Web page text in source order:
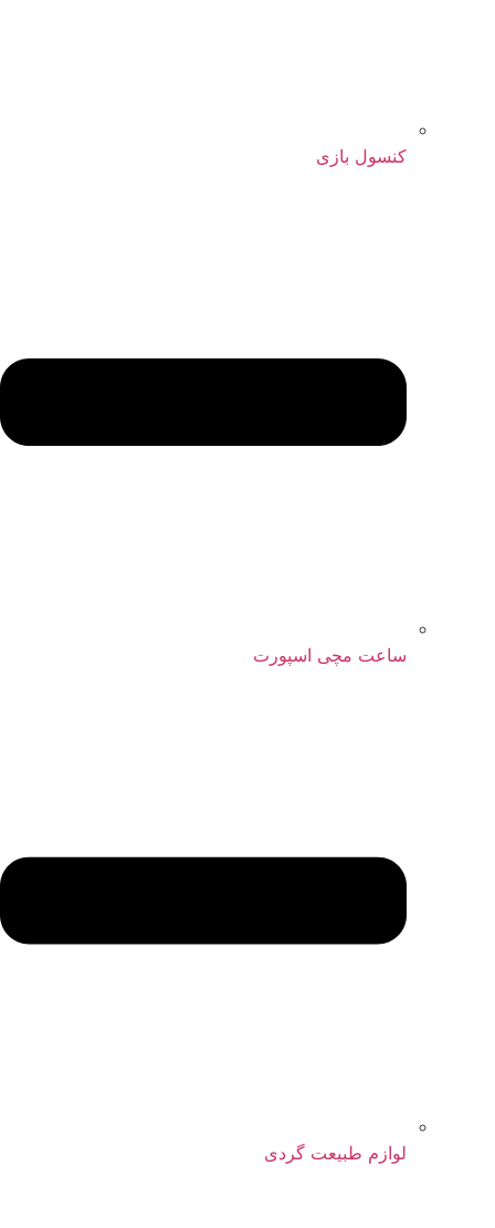
کنسول بازی
ساعت مچی اسپورت
لوازم طبیعت گردی